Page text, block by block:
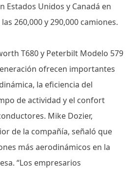
Estados Unidos y Canadá en
260,000 y 290,000 camiones.
T680 y Peterbilt Modelo 579
ofrecen importantes
la eficiencia del
de actividad y el confort
Mike Dozier,
de la compañía, señaló que
más aerodinámicos en la
“Los empresarios